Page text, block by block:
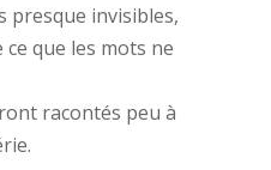
presque invisibles,
que les mots ne
racontés peu à